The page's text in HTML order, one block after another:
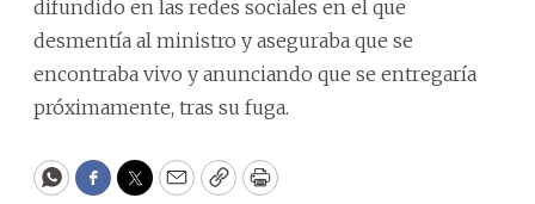
difundido en las redes sociales en el que
desmentía al ministro y aseguraba que se
encontraba vivo y anunciando que se entregaría
próximamente, tras su fuga.
WhatsApp
Facebook
Twitter
EmailCopyPrint